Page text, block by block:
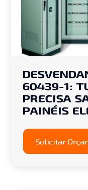
60439-1:
PRECISA
PAINÉIS
Solicitar